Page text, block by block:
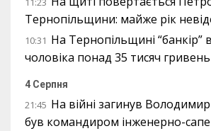
Тернопільщини: майже рік
10:31 На Тернопільщині “банкір”
чоловіка понад 35 тисяч гривень
4 Серпня
21:45 На війні загинув
був командиром інженерно-